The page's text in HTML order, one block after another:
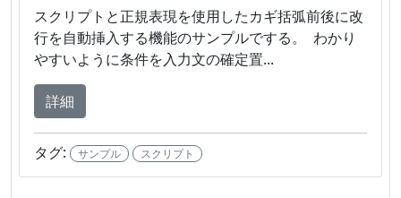
スクリプトと正規表現を使用したカギ括弧前後に改
行を自動挿入する機能のサンプルでする。 わかり
やすいように条件を入力文の確定置...
詳細
タグ: サンプル スクリプト